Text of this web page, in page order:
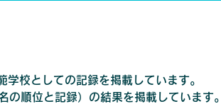
校としての記録を掲載しています。
順位と記録）の結果を掲載しています。